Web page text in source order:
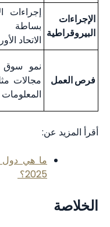
الإجراءات
البيروقراطية
إجراءات
بساطة
الاتحاد
فرص العمل
نمو
مجالات
أقرأ المزيد عن:
ما هي
2025؟
الخلاصة